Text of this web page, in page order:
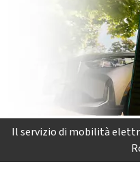
Il servizio di mobilità